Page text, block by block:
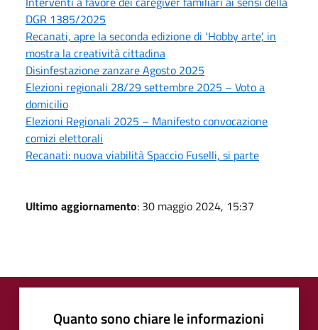
DGR 1385/2025
Recanati, apre la seconda edizione di ‘Hobby arte’, in
mostra la creatività cittadina
Disinfestazione zanzare Agosto 2025
Elezioni regionali 28/29 settembre 2025 – Voto a
domicilio
Elezioni Regionali 2025 – Manifesto convocazione
comizi elettorali
Recanati: nuova viabilità Spaccio Fuselli, si parte
Ultimo aggiornamento: 30 maggio 2024, 15:37
Quanto sono chiare le informazioni